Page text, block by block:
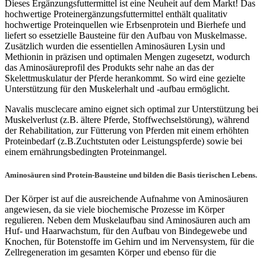
Dieses Ergänzungsfuttermittel ist eine Neuheit auf dem Markt! Das
hochwertige Proteinergänzungsfuttermittel enthält qualitativ
hochwertige Proteinquellen wie Erbsenprotein und Bierhefe und
liefert so essetzielle Bausteine für den Aufbau von Muskelmasse.
Zusätzlich wurden die essentiellen Aminosäuren Lysin und
Methionin in präzisen und optimalen Mengen zugesetzt, wodurch
das Aminosäureprofil des Produkts sehr nahe an das der
Skelettmuskulatur der Pferde herankommt. So wird eine gezielte
Unterstützung für den Muskelerhalt und -aufbau ermöglicht.
Navalis musclecare amino eignet sich optimal zur Unterstützung bei
Muskelverlust (z.B. ältere Pferde, Stoffwechselstörung), während
der Rehabilitation, zur Fütterung von Pferden mit einem erhöhten
Proteinbedarf (z.B.Zuchtstuten oder Leistungspferde) sowie bei
einem ernährungsbedingten Proteinmangel.
Aminosäuren sind Protein-Bausteine und bilden die Basis tierischen Lebens.
Der Körper ist auf die ausreichende Aufnahme von Aminosäuren
angewiesen, da sie viele biochemische Prozesse im Körper
regulieren. Neben dem Muskelaufbau sind Aminosäuren auch am
Huf- und Haarwachstum, für den Aufbau von Bindegewebe und
Knochen, für Botenstoffe im Gehirn und im Nervensystem, für die
Zellregeneration im gesamten Körper und ebenso für die